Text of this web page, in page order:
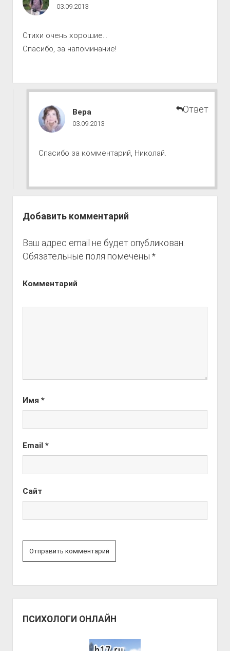
к
комментарии
03.09.2013
Стихи очень хорошие…
Спасибо, за напоминание!
Путь
к
комментарии
Вера
03.09.2013
Спасибо за комментарий, Николай.
Ответ
Добавить комментарий
Ваш адрес email не будет опубликован.
Обязательные поля помечены *
Комментарий
Имя *
Email *
Сайт
ПСИХОЛОГИ ОНЛАЙН